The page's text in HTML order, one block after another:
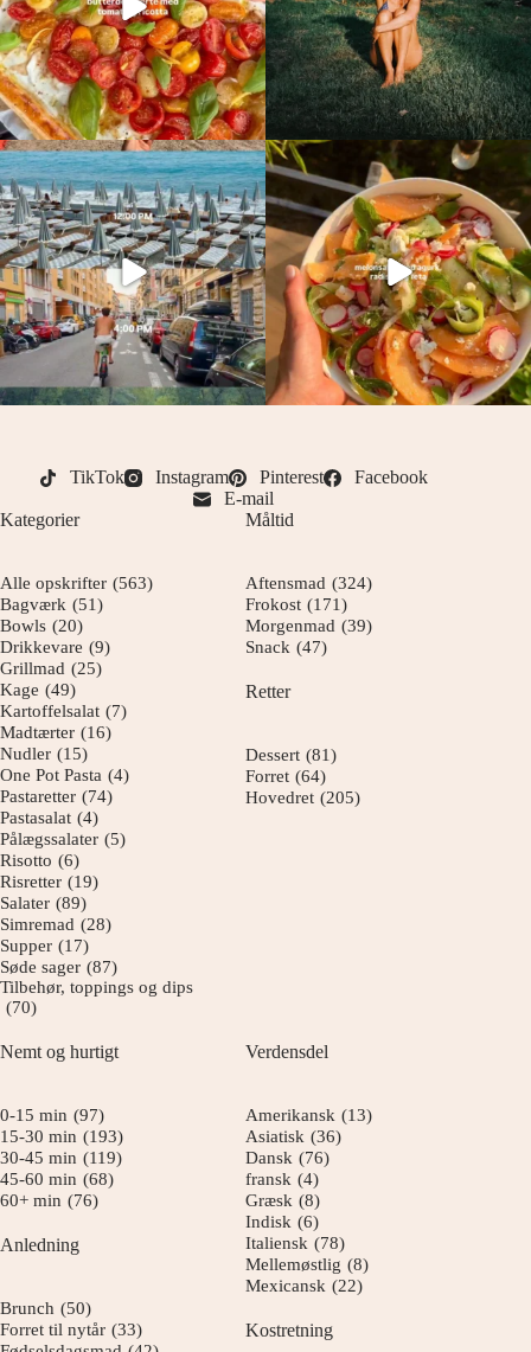
TikTok Instagram Pinterest
Facebook
E-mail
Kategorier
Alle opskrifter (563)
Bagværk (51)
Bowls (20)
Drikkevare (9)
Grillmad (25)
Kage (49)
Kartoffelsalat (7)
Madtærter (16)
Nudler (15)
One Pot Pasta (4)
Pastaretter (74)
Pastasalat (4)
Pålægssalater (5)
Risotto (6)
Risretter (19)
Salater (89)
Simremad (28)
Supper (17)
Søde sager (87)
Tilbehør, toppings og dips
(70)
Måltid
Aftensmad (324)
Frokost (171)
Morgenmad (39)
Snack (47)
Retter
Dessert (81)
Forret (64)
Hovedret (205)
Nemt og hurtigt
0-15 min (97)
15-30 min (193)
30-45 min (119)
45-60 min (68)
60+ min (76)
Anledning
Brunch (50)
Forret til nytår (33)
Verdensdel
Amerikansk (13)
Asiatisk (36)
Dansk (76)
fransk (4)
Græsk (8)
Indisk (6)
Italiensk (78)
Mellemøstlig (8)
Mexicansk (22)
Kostretning